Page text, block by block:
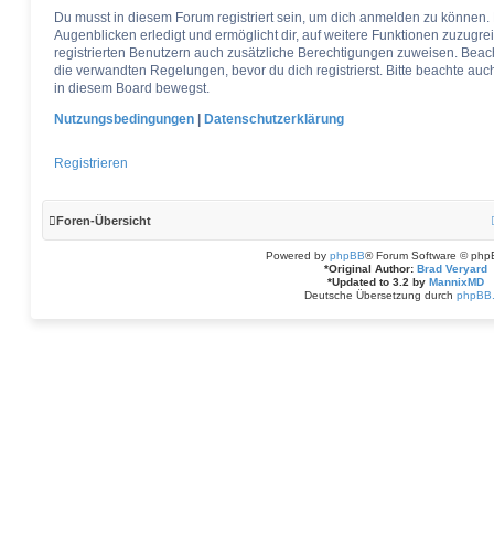
Du musst in diesem Forum registriert sein, um dich anmelden zu
Augenblicken erledigt und ermöglicht dir, auf weitere Funktionen
registrierten Benutzern auch zusätzliche Berechtigungen zuweisen.
die verwandten Regelungen, bevor du dich registrierst. Bitte beachte
in diesem Board bewegst.
Nutzungsbedingungen | Datenschutzerklärung
Registrieren
Foren-Übersicht
Powered by phpBB® Forum Software ©
*Original Author: Brad Veryard
*Updated to 3.2 by MannixMD
Deutsche Übersetzung durch